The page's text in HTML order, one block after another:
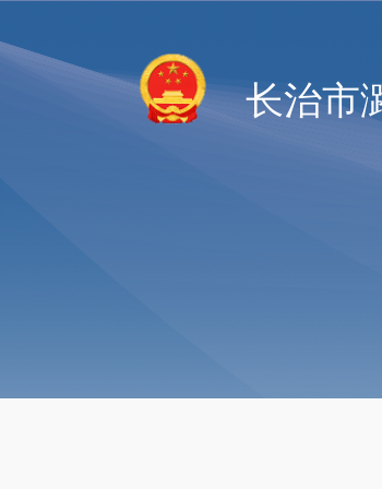
长治市